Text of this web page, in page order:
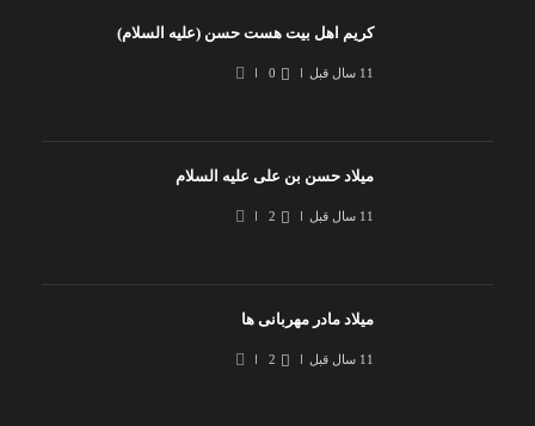
کریم اهل بیت هست حسن (علیه السلام)
11 سال قبل 0
میلاد حسن بن علی علیه السلام
11 سال قبل 2
میلاد مادر مهربانی ها
11 سال قبل 2